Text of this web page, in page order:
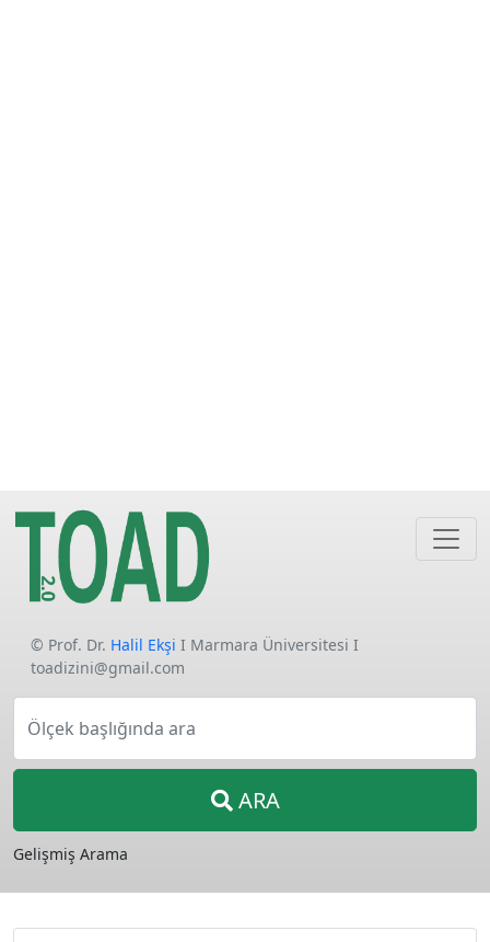
© Prof. Dr. Halil Ekşi I Marmara Üniversitesi I
toadizini@gmail.com
Ölçek başlığında ara
ARA
Gelişmiş Arama